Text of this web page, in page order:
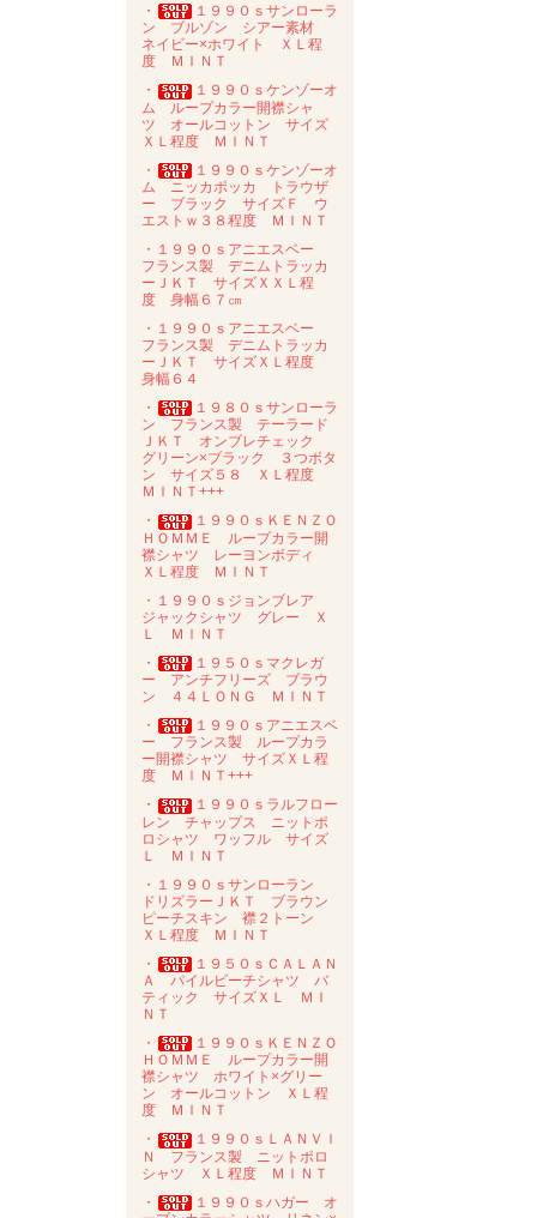
・
１９９０ｓサンローラ
ン ブルゾン シアー素材
ネイビー×ホワイト ＸＬ程
度 ＭＩＮＴ
・
１９９０ｓケンゾーオ
ム ループカラー開襟シャ
ツ オールコットン サイズ
ＸＬ程度 ＭＩＮＴ
・
１９９０ｓケンゾーオ
ム ニッカポッカ トラウザ
ー ブラック サイズＦ ウ
エストｗ３８程度 ＭＩＮＴ
・１９９０ｓアニエスベー
フランス製 デニムトラッカ
ーＪＫＴ サイズＸＸＬ程
度 身幅６７㎝
・１９９０ｓアニエスベー
フランス製 デニムトラッカ
ーＪＫＴ サイズＸＬ程度
身幅６４
・
１９８０ｓサンローラ
ン フランス製 テーラード
ＪＫＴ オンブレチェック
グリーン×ブラック ３つボタ
ン サイズ５８ ＸＬ程度
ＭＩＮＴ+++
・
１９９０ｓＫＥＮＺＯ
ＨＯＭＭＥ ループカラー開
襟シャツ レーヨンボディ
ＸＬ程度 ＭＩＮＴ
・１９９０ｓジョンブレア
ジャックシャツ グレー Ｘ
Ｌ ＭＩＮＴ
・
１９５０ｓマクレガ
ー アンチフリーズ ブラウ
ン ４４ＬＯＮＧ ＭＩＮＴ
・
１９９０ｓアニエスベ
ー フランス製 ループカラ
ー開襟シャツ サイズＸＬ程
度 ＭＩＮＴ+++
・
１９９０ｓラルフロー
レン チャップス ニットポ
ロシャツ ワッフル サイズ
Ｌ ＭＩＮＴ
・１９９０ｓサンローラン
ドリズラーＪＫＴ ブラウン
ピーチスキン 襟２トーン
ＸＬ程度 ＭＩＮＴ
・
１９５０ｓＣＡＬＡＮ
Ａ パイルビーチシャツ バ
ティック サイズＸＬ ＭＩ
ＮＴ
・
１９９０ｓＫＥＮＺＯ
ＨＯＭＭＥ ループカラー開
襟シャツ ホワイト×グリー
ン オールコットン ＸＬ程
度 ＭＩＮＴ
・
１９９０ｓＬＡＮＶＩ
Ｎ フランス製 ニットポロ
シャツ ＸＬ程度 ＭＩＮＴ
・
１９９０ｓハガー オ